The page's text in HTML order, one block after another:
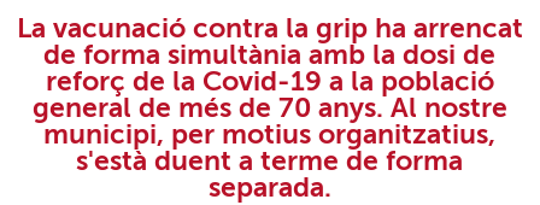
La vacunació contra la grip ha arrencat
de forma simultània amb la dosi de
reforç de la Covid-19 a la població
general de més de 70 anys. Al nostre
municipi, per motius organitzatius,
s'està duent a terme de forma
separada.